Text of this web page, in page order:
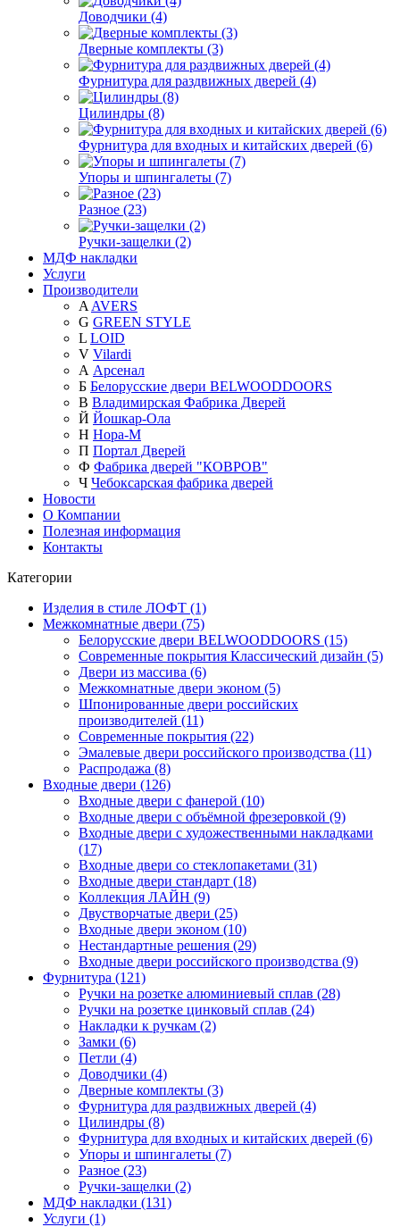
Доводчики (4)
Дверные комплекты (3)
Фурнитура для раздвижных дверей (4)
Цилиндры (8)
Фурнитура для входных и китайских дверей (6)
Упоры и шпингалеты (7)
Разное (23)
Ручки-защелки (2)
МДФ накладки
Услуги
Производители
A AVERS
G GREEN STYLE
L LOID
V Vilardi
А Арсенал
Б Белорусские двери BELWOODDOORS
В Владимирская Фабрика Дверей
Й Йошкар-Ола
Н Нора-М
П Портал Дверей
Ф Фабрика дверей "КОВРОВ"
Ч Чебоксарская фабрика дверей
Новости
О Компании
Полезная информация
Контакты
Категории
Изделия в стиле ЛОФТ (1)
Межкомнатные двери (75)
Белорусские двери BELWOODDOORS (15)
Современные покрытия Классический дизайн (5)
Двери из массива (6)
Межкомнатные двери эконом (5)
Шпонированные двери российских
производителей (11)
Современные покрытия (22)
Эмалевые двери российского производства (11)
Распродажа (8)
Входные двери (126)
Входные двери с фанерой (10)
Входные двери с объёмной фрезеровкой (9)
Входные двери с художественными накладками
(17)
Входные двери со стеклопакетами (31)
Входные двери стандарт (18)
Коллекция ЛАЙН (9)
Двустворчатые двери (25)
Входные двери эконом (10)
Нестандартные решения (29)
Входные двери российского производства (9)
Фурнитура (121)
Ручки на розетке алюминиевый сплав (28)
Ручки на розетке цинковый сплав (24)
Накладки к ручкам (2)
Замки (6)
Петли (4)
Доводчики (4)
Дверные комплекты (3)
Фурнитура для раздвижных дверей (4)
Цилиндры (8)
Фурнитура для входных и китайских дверей (6)
Упоры и шпингалеты (7)
Разное (23)
Ручки-защелки (2)
МДФ накладки (131)
Услуги (1)